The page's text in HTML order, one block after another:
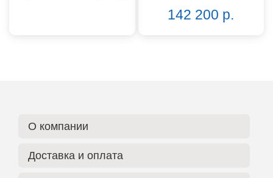
142 200 р.
О компании
Доставка и оплата